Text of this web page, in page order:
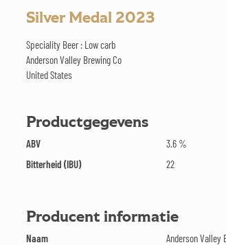
Silver Medal 2023
Speciality Beer : Low carb
Anderson Valley Brewing Co
United States
Productgegevens
ABV
3.6 %
Bitterheid (IBU)
22
Producent informatie
Naam
Anderson Valley